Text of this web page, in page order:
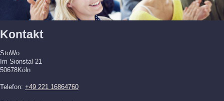
Kontakt
StoWo
Im Sionstal 21
50678Köln
Telefon: +49 221 16864760